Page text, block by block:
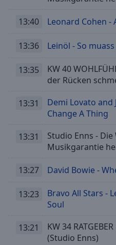
13:40 Leonard Cohen -
13:36 Leinöl - So muass
13:35
KW 40
der Rücken
13:31
Demi Lovato and
Change A Thing
13:31
Studio Enns -
Musikgarantie
13:27 David Bowie -
13:23
Bravo All Stars -
Soul
13:21
KW 34
(Studio Enns)